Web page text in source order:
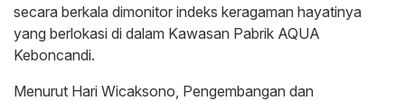
secara berkala dimonitor indeks keragaman hayatinya
yang berlokasi di dalam Kawasan Pabrik AQUA
Keboncandi.
Menurut Hari Wicaksono, Pengembangan dan